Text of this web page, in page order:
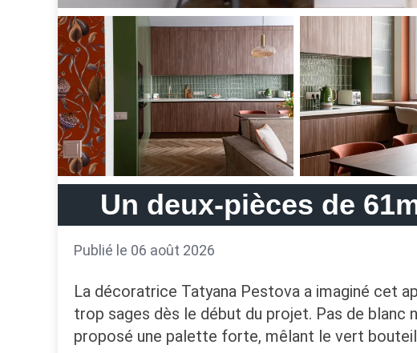
Un deux-pièces de
Publié le 06 août 2026
La décoratrice Tatyana Pestova a imaginé cet
trop sages dès le début du projet. Pas de blanc
proposé une palette forte, mêlant le vert